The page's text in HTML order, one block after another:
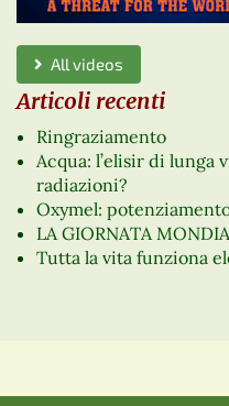
All videos
Articoli recenti
Ringraziamento
Acqua: l’elisir di lunga
radiazioni?
Oxymel:
LA GIORNATA
Tutta la vita funziona